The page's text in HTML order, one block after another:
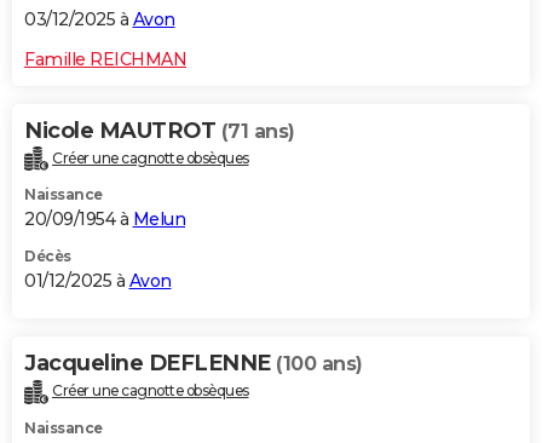
03/12/2025 à Avon
Famille REICHMAN
Nicole MAUTROT (71 ans)
Créer une cagnotte obsèques
Naissance
20/09/1954 à Melun
Décès
01/12/2025 à Avon
Jacqueline DEFLENNE (100 ans)
Créer une cagnotte obsèques
Naissance